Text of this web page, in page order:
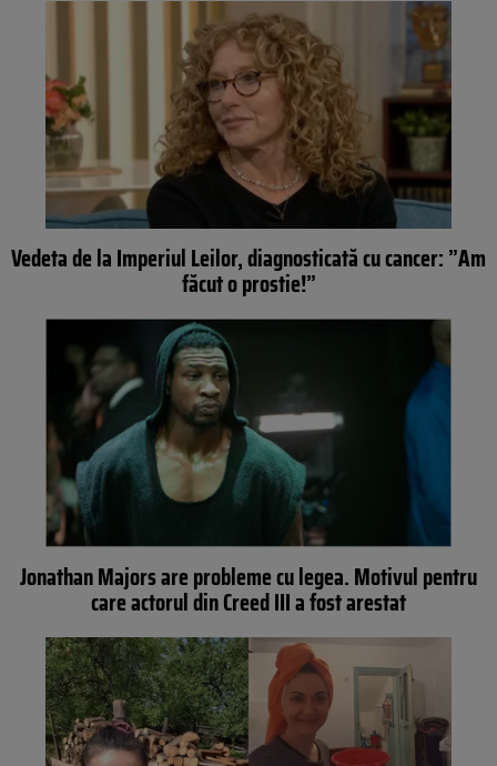
Vedeta de la Imperiul Leilor, diagnosticată cu cancer: ”Am
făcut o prostie!”
Jonathan Majors are probleme cu legea. Motivul pentru
care actorul din Creed III a fost arestat